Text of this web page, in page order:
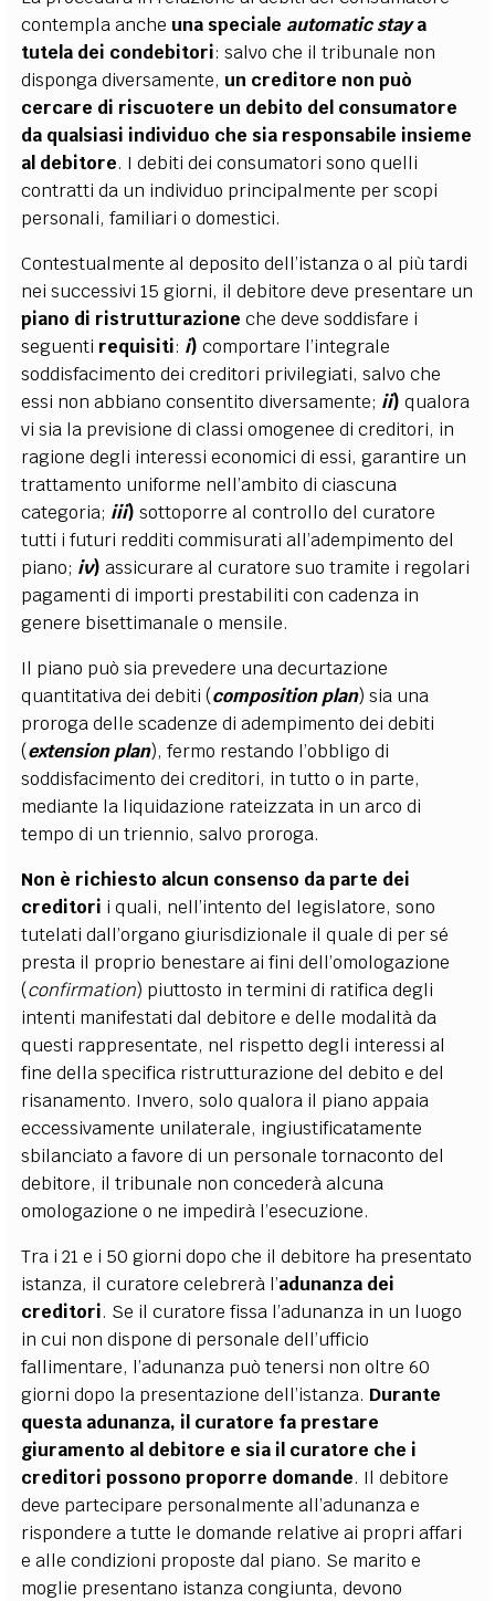
contempla anche una speciale automatic staya
tutela dei condebitori: salvo che il tribunale non
disponga diversamente, un creditore non può
cercare di riscuotere un debito del consumatore
da qualsiasi individuo che sia responsabile insieme
al debitore. I debiti dei consumatori sono quelli
contratti da un individuo principalmente per scopi
personali, familiari o domestici.
Contestualmente al deposito dell’istanza o al più tardi
nei successivi 15 giorni, il debitore deve presentare un
piano di ristrutturazione che deve soddisfare i
seguenti requisiti: i) comportare l’integrale
soddisfacimento dei creditori privilegiati, salvo che
essi non abbiano consentito diversamente; ii) qualora
vi sia la previsione di classi omogenee di creditori, in
ragione degli interessi economici di essi, garantire un
trattamento uniforme nell’ambito di ciascuna
categoria; iii) sottoporre al controllo del curatore
tutti i futuri redditi commisurati all’adempimento del
piano; iv) assicurare al curatore suo tramite i regolari
pagamenti di importi prestabiliti con cadenza in
genere bisettimanale o mensile.
Il piano può sia prevedere una decurtazione
quantitativa dei debiti (composition plan) sia una
proroga delle scadenze di adempimento dei debiti
(extension plan), fermo restando l’obbligo di
soddisfacimento dei creditori, in tutto o in parte,
mediante la liquidazione rateizzata in un arco di
tempo di un triennio, salvo proroga.
Non è richiesto alcun consenso da parte dei
creditori i quali, nell’intento del legislatore, sono
tutelati dall’organo giurisdizionale il quale di per sé
presta il proprio benestare ai fini dell’omologazione
(confirmation) piuttosto in termini di ratifica degli
intenti manifestati dal debitore e delle modalità da
questi rappresentate, nel rispetto degli interessi al
fine della specifica ristrutturazione del debito e del
risanamento. Invero, solo qualora il piano appaia
eccessivamente unilaterale, ingiustificatamente
sbilanciato a favore di un personale tornaconto del
debitore, il tribunale non concederà alcuna
omologazione o ne impedirà l’esecuzione.
Tra i 21 e i 50 giorni dopo che il debitore ha presentato
istanza, il curatore celebrerà l’adunanza dei
creditori. Se il curatore fissa l’adunanza in un luogo
in cui non dispone di personale dell’ufficio
fallimentare, l’adunanza può tenersi non oltre 60
giorni dopo la presentazione dell’istanza. Durante
questa adunanza, il curatore fa prestare
giuramento al debitore e sia il curatore che i
creditori possono proporre domande. Il debitore
deve partecipare personalmente all’adunanza e
rispondere a tutte le domande relative ai propri affari
e alle condizioni proposte dal piano. Se marito e
moglie presentano istanza congiunta, devono